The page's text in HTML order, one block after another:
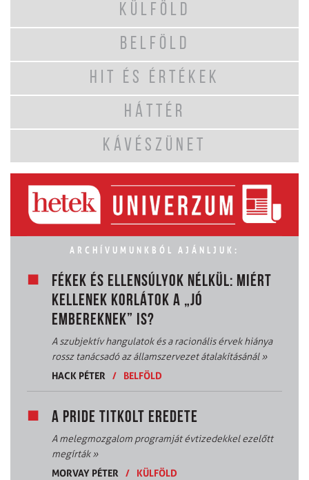
KÜLFÖLD
BELFÖLD
HIT ÉS ÉRTÉKEK
HÁTTÉR
KÁVÉSZÜNET
ARCHÍVUMUNKBÓL AJÁNLJUK:
FÉKEK ÉS ELLENSÚLYOK NÉLKÜL: MIÉRT
KELLENEK KORLÁTOK A „JÓ
EMBEREKNEK” IS?
A szubjektív hangulatok és a racionális érvek hiánya
rossz tanácsadó az államszervezet átalakításánál»
HACK PÉTER
/ BELFÖLD
A PRIDE TITKOLT EREDETE
A melegmozgalom programját évtizedekkel ezelőtt
megírták»
MORVAY PÉTER
/ KÜLFÖLD